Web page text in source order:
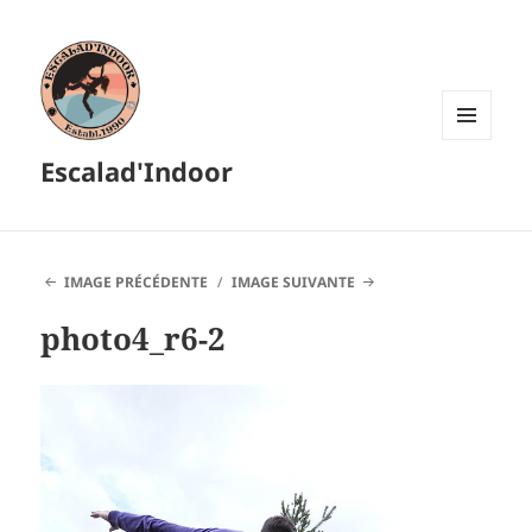
Escalad'Indoor
IMAGE PRÉCÉDENTE IMAGE SUIVANTE
photo4_r6-2